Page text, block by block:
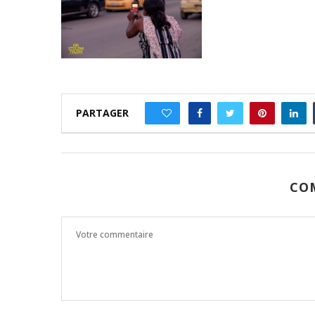
PARTAGER